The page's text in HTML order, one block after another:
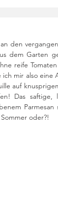
der Küche
vegan Kekse
den
dem Garten
reife
mir also
auf
Das saftige,
oder?!